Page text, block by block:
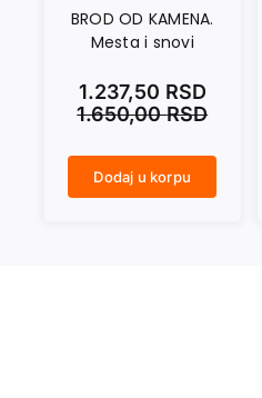
BROD OD KAMENA.
Mesta i snovi
1.650,00RSD
1.237,50 RSD
Dodaj u korpu